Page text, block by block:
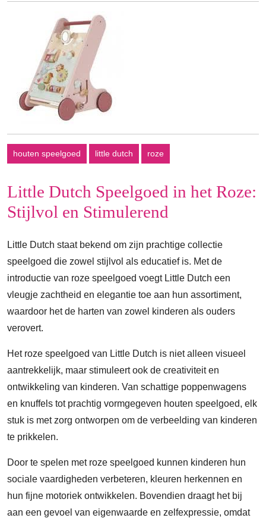
houten speelgoed little dutch roze
Little Dutch Speelgoed in het Roze:
Stijlvol en Stimulerend
Little Dutch staat bekend om zijn prachtige collectie
speelgoed die zowel stijlvol als educatief is. Met de
introductie van roze speelgoed voegt Little Dutch een
vleugje zachtheid en elegantie toe aan hun assortiment,
waardoor het de harten van zowel kinderen als ouders
verovert.
Het roze speelgoed van Little Dutch is niet alleen visueel
aantrekkelijk, maar stimuleert ook de creativiteit en
ontwikkeling van kinderen. Van schattige poppenwagens
en knuffels tot prachtig vormgegeven houten speelgoed, elk
stuk is met zorg ontworpen om de verbeelding van kinderen
te prikkelen.
Door te spelen met roze speelgoed kunnen kinderen hun
sociale vaardigheden verbeteren, kleuren herkennen en
hun fijne motoriek ontwikkelen. Bovendien draagt het bij
aan een gevoel van eigenwaarde en zelfexpressie, omdat